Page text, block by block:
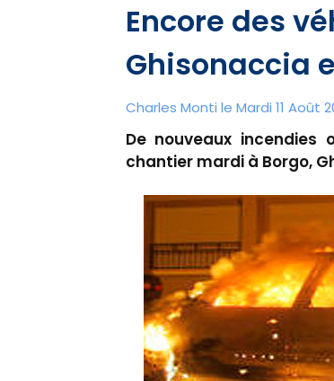
Encore des
Ghisonaccia
Charles Monti le Mardi 11 Août
De nouveaux
chantier mardi à Borgo,